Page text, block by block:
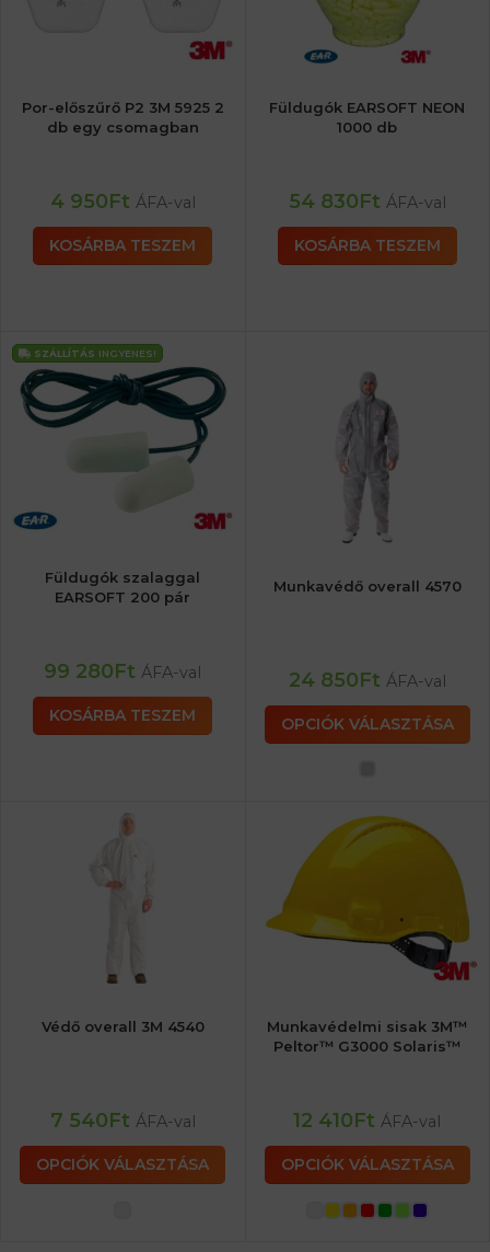
Por-előszűrő P2 3M 5925 2
db egy csomagban
4 950Ft ÁFA-val
KOSÁRBA TESZEM
Füldugók EARSOFT NEON
1000 db
54 830Ft ÁFA-val
KOSÁRBA TESZEM
SZÁLLÍTÁS INGYENES!
Füldugók szalaggal
EARSOFT 200 pár
99 280Ft ÁFA-val
KOSÁRBA TESZEM
Munkavédő overall 4570
24 850Ft ÁFA-val
OPCIÓK VÁLASZTÁSA
Védő overall 3M 4540
7 540Ft ÁFA-val
OPCIÓK VÁLASZTÁSA
Munkavédelmi sisak 3M™
Peltor™ G3000 Solaris™
12 410Ft ÁFA-val
OPCIÓK VÁLASZTÁSA